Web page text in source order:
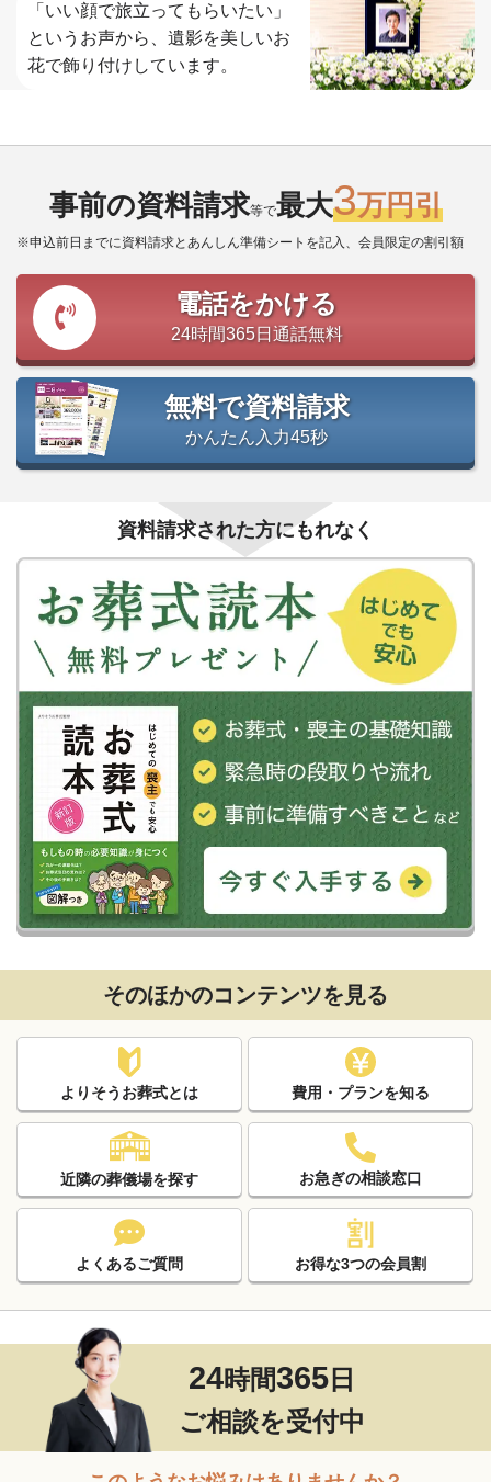
「いい顔で旅立ってもらいたい」
というお声から、遺影を美しいお
花で飾り付けしています。
事前の資料請求等で最大3万円引
※申込前日までに資料請求とあんしん準備シートを記入、会員限定の割引額
電話をかける
24時間365日通話無料
無料で資料請求
かんたん入力45秒
資料請求された方にもれなく
そのほかのコンテンツを見る
よりそうお葬式とは 費用・プランを知る
近隣の葬儀場を探す お急ぎの相談窓口
よくあるご質問 お得な3つの会員割
24時間365日
ご相談を受付中